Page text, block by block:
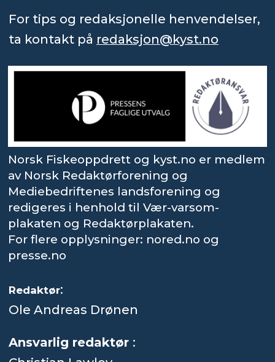
For tips og redaksjonelle henvendelser,
ta kontakt på redaksjon@kyst.no
Norsk Fiskeoppdrett og kyst.no er medlem
av Norsk Redaktørforening og
Mediebedriftenes landsforening og
redigeres i henhold til Vær-varsom-
plakaten og Redaktørplakaten.
For flere opplysninger: nored.no og
presse.no
Redaktør:
Ole Andreas Drønen
Ansvarlig redaktør :